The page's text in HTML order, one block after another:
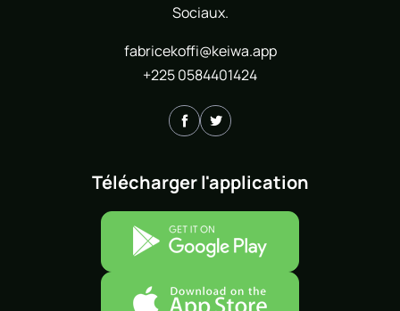
Sociaux.
fabricekoffi@keiwa.app
+225 0584401424
Télécharger l'application